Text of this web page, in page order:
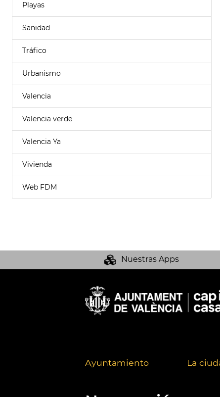
Playas
Sanidad
Tráfico
Urbanismo
Valencia
Valencia verde
Valencia Ya
Vivienda
Web FDM
Nuestras Apps
Ayuntamiento La